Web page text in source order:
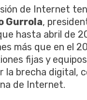
de Internet
Gurrola,
hasta abril de
más que en el
fijas y
la brecha digital,
de Internet.